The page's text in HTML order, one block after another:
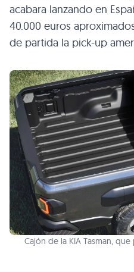
acabara lanzando en
40.000 euros
de partida la pick-up
Cajón de la KIA Tasman, que